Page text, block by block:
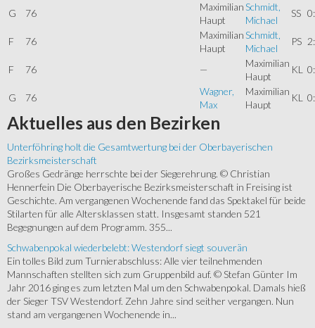
G 76
Maximilian
Haupt
Schmidt,
Michael
SS
F 76
Maximilian
Haupt
Schmidt,
Michael
PS
F 76 —
Maximilian
Haupt
KL
G 76
Wagner,
Max
Maximilian
Haupt
KL
Aktuelles aus den Bezirken
Unterföhring holt die Gesamtwertung bei der Oberbayerischen
Bezirksmeisterschaft
Großes Gedränge herrschte bei der Siegerehrung. © Christian
Hennerfein Die Oberbayerische Bezirksmeisterschaft in Freising ist
Geschichte. Am vergangenen Wochenende fand das Spektakel für beide
Stilarten für alle Altersklassen statt. Insgesamt standen 521
Begegnungen auf dem Programm. 355...
Schwabenpokal wiederbelebt: Westendorf siegt souverän
Ein tolles Bild zum Turnierabschluss: Alle vier teilnehmenden
Mannschaften stellten sich zum Gruppenbild auf. © Stefan Günter Im
Jahr 2016 ging es zum letzten Mal um den Schwabenpokal. Damals hieß
der Sieger TSV Westendorf. Zehn Jahre sind seither vergangen. Nun
stand am vergangenen Wochenende in...